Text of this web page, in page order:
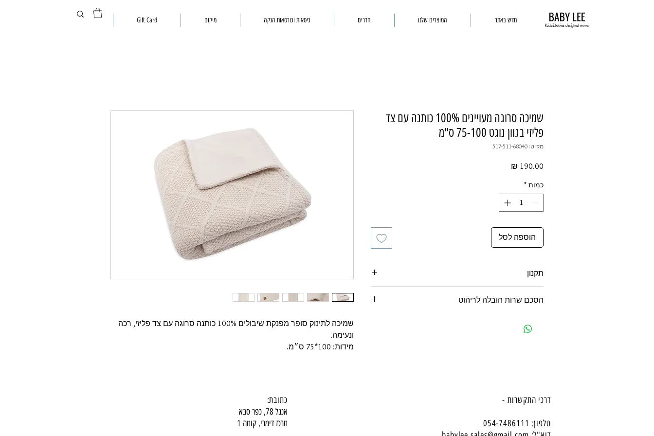
חדש באתר המוצרים שלנו חדרים כיסאות וכורסאות הנקה מיקום Gift Card
שמיכה לתינוק סופר מפנקת שיבולים 100% כותנה סרוגה עם צד פליזי, רכה
ונעימה.
מידות: 100*75 ס״מ.
שמיכה סרוגה מעויינים 100% כותנה עם צד
פליזי בגוון נוגט 75-100 ס"מ
מק"ט: 517-511-68040
כמות *
הוספה לסל
תקנון
הסכם שרות הובלה לריהוט
כתובת:
אנגל 78, כפר סבא
מרכז דימרי, קומה 1
דרכי התקשרות -
טלפון: 054-7486111